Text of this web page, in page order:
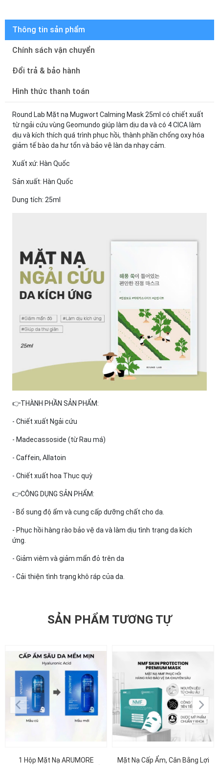
Thông tin sản phẩm
Chính sách vận chuyển
Đổi trả & bảo hành
Hình thức thanh toán
Round Lab Mặt nạ Mugwort Calming Mask 25ml có chiết xuất
từ ngải cứu vùng Geomundo giúp làm dịu da và có 4 CICA làm
dịu và kích thích quá trình phục hồi, thành phần chống oxy hóa
giảm tế bào da hư tổn và bảo vệ làn da nhạy cảm.
Xuất xứ: Hàn Quốc
Sản xuất: Hàn Quốc
Dung tích: 25ml
👉THÀNH PHẦN SẢN PHẨM:
- Chiết xuất Ngải cứu
- Madecassoside (từ Rau má)
- Caffein, Allatoin
- Chiết xuất hoa Thục quỳ
👉CÔNG DỤNG SẢN PHẨM:
- Bổ sung độ ẩm và cung cấp dưỡng chất cho da.
- Phục hồi hàng rào bảo vệ da và làm dịu tình trạng da kích
ứng.
- Giảm viêm và giảm mẩn đỏ trên da
- Cải thiện tình trạng khô ráp của da.
SẢN PHẨM TƯƠNG TỰ
1 Hộp Mặt Nạ ARUMORE
Mặt Nạ Cấp Ẩm, Cân Bằng Lợi